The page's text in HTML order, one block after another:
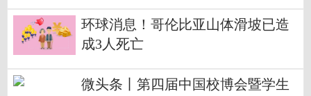
环球消息！哥伦比亚山体滑坡已造
成3人死亡
微头条丨第四届中国校博会暨学生